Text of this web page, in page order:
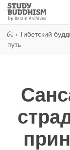
Close
Study
Buddhism
› Тибетский
путь